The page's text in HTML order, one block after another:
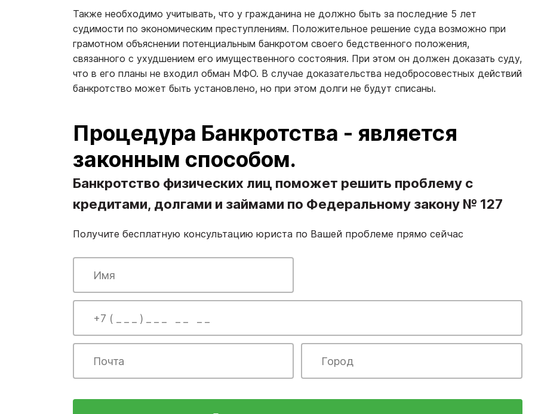
Также необходимо учитывать, что у гражданина не должно быть за последние 5 лет
судимости по экономическим преступлениям. Положительное решение суда возможно при
грамотном объяснении потенциальным банкротом своего бедственного положения,
связанного с ухудшением его имущественного состояния. При этом он должен доказать суду,
что в его планы не входил обман МФО. В случае доказательства недобросовестных действий
банкротство может быть установлено, но при этом долги не будут списаны.
Процедура Банкротства - является
законным способом.
Банкротство физических лиц поможет решить проблему с
кредитами, долгами и займами по Федеральному закону № 127
Получите бесплатную консультацию юриста по Вашей проблеме прямо сейчас